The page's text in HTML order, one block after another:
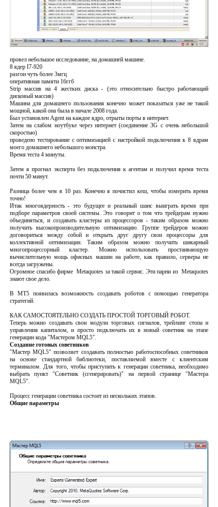
провел небольшое исследование, на домашней машине.
8 ядер I7-920
разгон чуть более 3мгц
оперативная памяти 16ггб
Strip массив на 4 жестких диска - (это относительно быстро работающий
дисковый массив)
Машина для домашнего пользования конечно может показаться уже не такой
мощной, какой она была в начале 2008 года.
Был установлен Agent на каждое ядро, отрыты порты в интернет.
Затем на слабом ноутбуке через интернет (соединение 3G с очень небольшой
скоростью)
проведено тестирование c оптимизацией с настройкой подключения к 8 ядрам
моего домашнего небольшого монстра.
Время теста 4 минуты.
Затем я прогнал эксперта без подключения к агентам и получил время теста
почти 50 минут.
Разница более чем в 10 раз. Конечно я почистил кеш, чтобы измерить время
точно!
Итак многоядерность - это будущее и реальный шанс выиграть время при
подборе параметров своей системы. Это говорит о том что трейдерам нужно
объединяться, и создавать кластеры из процессоров - таким образом можно
получить высокопроизводительную оптимизацию. Группе трейдеров можно
договориться между собой и открыть друг другу свои процессоры для
коллективной оптимизации. Таким образом можно получить шикарный
многопроцессорный кластер. Можно использовать простаивающую
вычислительную мощь офисных машин на работе, как правило, серверы не
всегда загружены.
Огромное спасибо фирме Metaquotes за такой сервис. Эти парни из Metaquotes
знают свое дело.
В MT5 появилась возможность создавать роботов с помощью генератора
стратегий.
КАК САМОСТОЯТЕЛЬНО СОЗДАТЬ ПРОСТОЙ ТОРГОВЫЙ РОБОТ.
Теперь можно создавать свои модули торговых сигналов, трейлинг стопа и
управления капиталом, и просто подключать их в новый советник на этапе
генерации кода "Мастером MQL5".
Создание готовых советников
"Мастер MQL5" позволяет создавать полностью работоспособных советников
на основе стандартной библиотеки, поставляемой вместе с клиентским
терминалом. Для того, чтобы приступить к генерации советника, необходимо
выбрать пункт "Советник (сгенерировать)" на первой странице "Мастера
MQL5".
Процесс генерации советника состоит из нескольких этапов.
Общие параметры